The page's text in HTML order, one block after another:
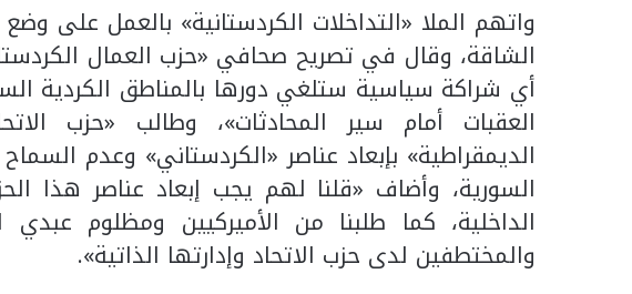
واتهم الملا «التداخلات الكردستانية» بالعمل على
الشاقة، وقال في تصريح صحافي «حزب العمال
أي شراكة سياسية ستلغي دورها بالمناطق الكردية
العقبات أمام سير المحادثات»، وطالب «حزب
الديمقراطية» بإبعاد عناصر «الكردستاني» وعدم
السورية، وأضاف «قلنا لهم يجب إبعاد عناصر هذا
الداخلية، كما طلبنا من الأميركيين ومظلوم
والمختطفين لدى حزب الاتحاد وإدارتها الذاتية».